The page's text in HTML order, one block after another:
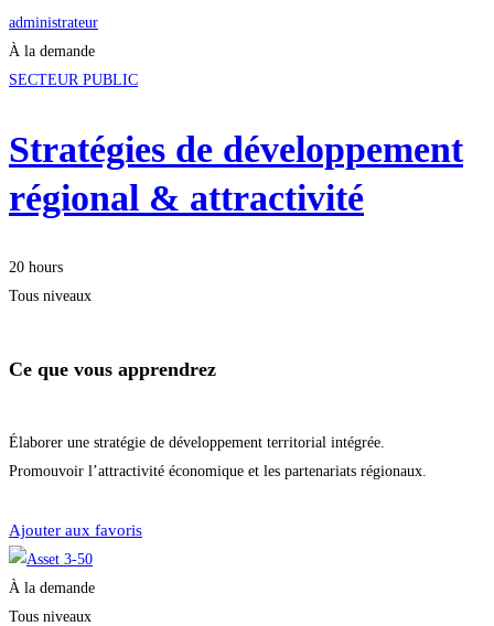
administrateur
À la demande
SECTEUR PUBLIC
Stratégies de développement
régional & attractivité
20 hours
Tous niveaux
Ce que vous apprendrez
Élaborer une stratégie de développement territorial intégrée.
Promouvoir l’attractivité économique et les partenariats régionaux.
Ajouter aux favoris
À la demande
Tous niveaux